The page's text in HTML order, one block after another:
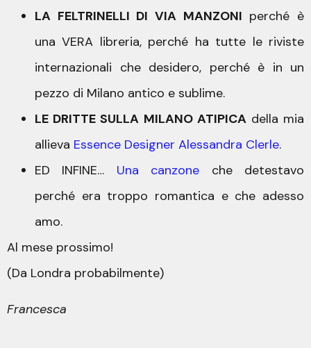
LA FELTRINELLI DI VIA MANZONI perché è
una VERA libreria, perché ha tutte le riviste
internazionali che desidero, perché è in un
pezzo di Milano antico e sublime.
LE DRITTE SULLA MILANO ATIPICAdella mia
allieva Essence Designer Alessandra Clerle.
ED INFINE… Una canzone che detestavo
perché era troppo romantica e che adesso
amo.
Al mese prossimo!
(Da Londra probabilmente)
Francesca